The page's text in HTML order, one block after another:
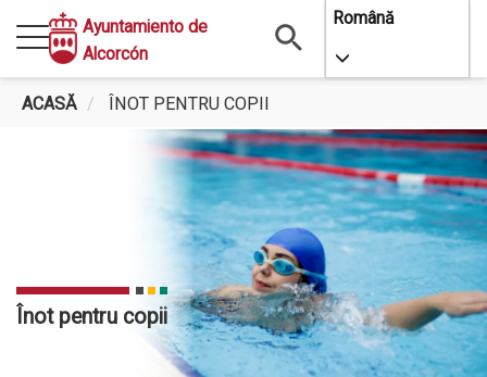
conţinutul
principal
Ayuntamiento de
Alcorcón
Română
Toggle
ACASĂ ÎNOT PENTRU COPII
Înot pentru copii